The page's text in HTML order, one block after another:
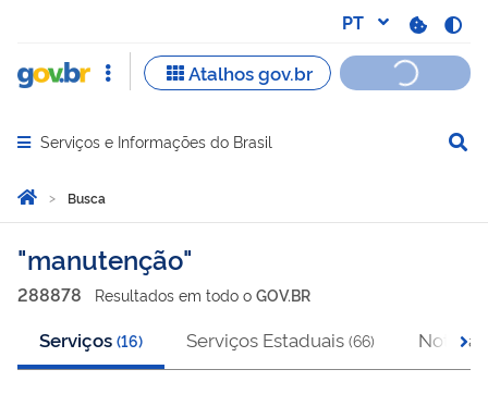
Abrir menu principal de navegação
Serviços e Informações do Brasil
Você está aqui:
Página Inicial
Busca
Busca
manutenção
288878 Resultados em todo o GOV.BR
Serviços (16) Serviços Estaduais (66) Notícias